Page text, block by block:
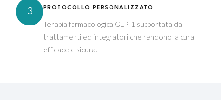
3 PROTOCOLLO PERSONALIZZATO
Terapia farmacologica GLP-1 supportata da
trattamenti ed integratori che rendono la cura
efficace e sicura.